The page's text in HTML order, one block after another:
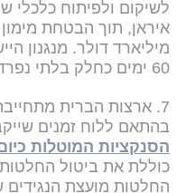
לשיקום ולפיתוח
מיליארד דולר. מנגנון
60 ימים כחלק בלתי נפרד מההסכם הסופי.
7. ארצות הברית
בהתאם ללוח זמנים
הסנקציות המוטלות
כוללת את ביטול
החלטות מועצת הנגידים